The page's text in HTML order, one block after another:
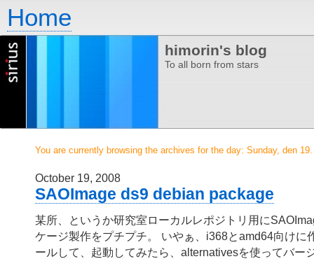
Home
himorin's blog
To all born from stars
You are currently browsing the archives for the day: Sunday, den
October 19, 2008
SAOImage ds9 debian package
某所、というか研究室ローカルレポジトリ用に
ケージ製作をプチプチ。 いやぁ、i368とamd64向けに
ールして、起動してみたら、alternativesを使ってバー